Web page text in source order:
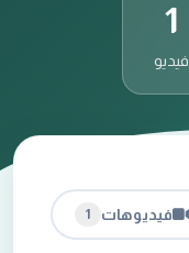
1
فيديو
فيديوهات 1